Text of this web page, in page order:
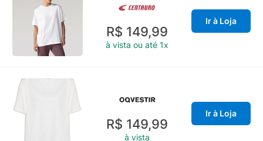
R$ 149,99
à vista ou até 1x
Ir à Loja
R$ 149,99
à vista
Ir à Loja